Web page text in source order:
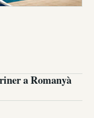
a Romanyà